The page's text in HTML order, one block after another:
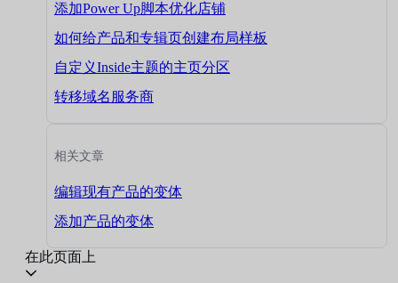
添加Power Up脚本优化店铺
如何给产品和专辑页创建布局样板
自定义Inside主题的主页分区
转移域名服务商
相关文章
编辑现有产品的变体
添加产品的变体
在此页面上